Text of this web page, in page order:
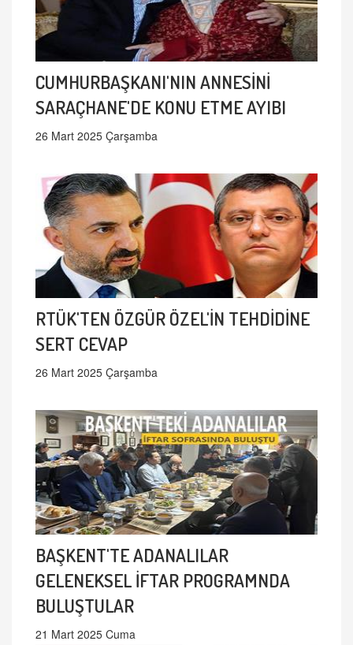
CUMHURBAŞKANI'NIN ANNESİNİ
SARAÇHANE'DE KONU ETME AYIBI
26 Mart 2025 Çarşamba
RTÜK'TEN ÖZGÜR ÖZEL'İN TEHDİDİNE
SERT CEVAP
26 Mart 2025 Çarşamba
BAŞKENT'TE ADANALILAR
GELENEKSEL İFTAR PROGRAMNDA
BULUŞTULAR
21 Mart 2025 Cuma